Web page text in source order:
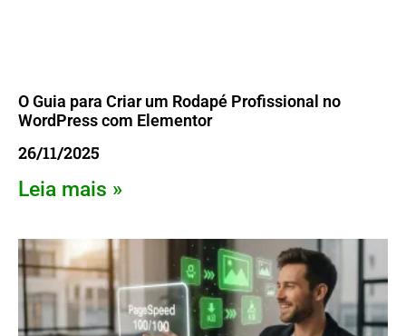
O Guia para Criar um Rodapé Profissional no
WordPress com Elementor
26/11/2025
Leia mais »